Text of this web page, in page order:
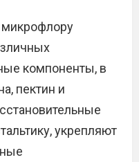
компоненты, в
пектин и
укрепляют